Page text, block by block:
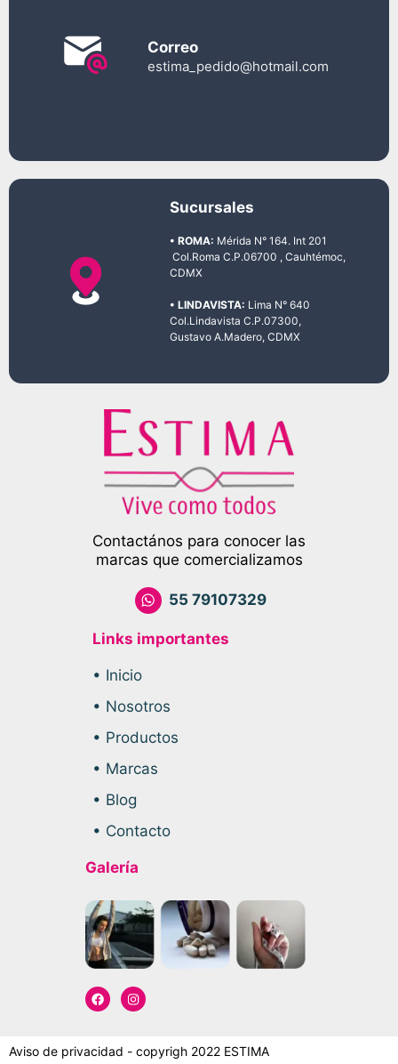
Correo
estima_pedido@hotmail.com
Sucursales
• ROMA: Mérida N° 164. Int 201
Col.Roma C.P.06700 , Cauhtémoc,
CDMX
• LINDAVISTA: Lima N° 640
Col.Lindavista C.P.07300,
Gustavo A.Madero, CDMX
Contactános para conocer las
marcas que comercializamos
55 79107329
Links importantes
• Inicio
• Nosotros
• Productos
• Marcas
• Blog
• Contacto
Galería
Aviso de privacidad - copyrigh 2022 ESTIMA